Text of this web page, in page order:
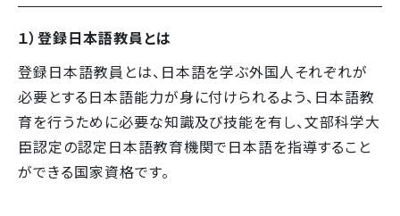
１）登録日本語教員とは
登録日本語教員とは、日本語を学ぶ外国人それぞれが
必要とする日本語能力が身に付けられるよう、日本語教
育を行うために必要な知識及び技能を有し、文部科学大
臣認定の認定日本語教育機関で日本語を指導すること
ができる国家資格です。